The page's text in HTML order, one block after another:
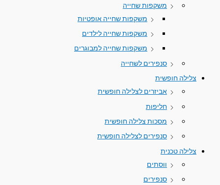
משקפות שחייה
משקפות שחייה אופטיות
משקפות שחייה לילדים
משקפות שחייה למבוגרים
סנפירים לשחייה
צלילה חופשית
אביזרים לצלילה חופשית
חליפות
מסכות צלילה חופשית
סנפירים לצלילה חופשית
צלילה טכנית
ווסתים
סנפירים